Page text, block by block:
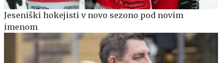
Jeseniški hokejisti v novo sezono pod novim
imenom